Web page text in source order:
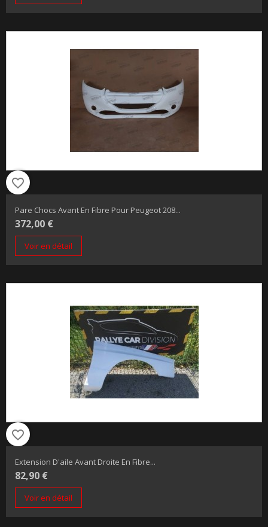
favorite_border
Pare Chocs Avant En Fibre Pour Peugeot 208...
372,00 €
Voir en détail
favorite_border
Extension D'aile Avant Droite En Fibre...
82,90 €
Voir en détail